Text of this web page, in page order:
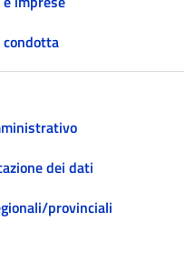
condotta
dei dati
provinciali